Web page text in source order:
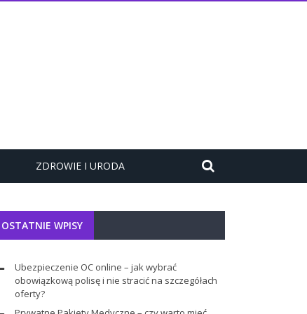
ZDROWIE I URODA
OSTATNIE WPISY
Ubezpieczenie OC online – jak wybrać
obowiązkową polisę i nie stracić na szczegółach
oferty?